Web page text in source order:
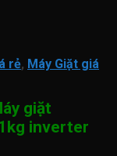
rẻ, Máy Giặt giá
giặt
inverter